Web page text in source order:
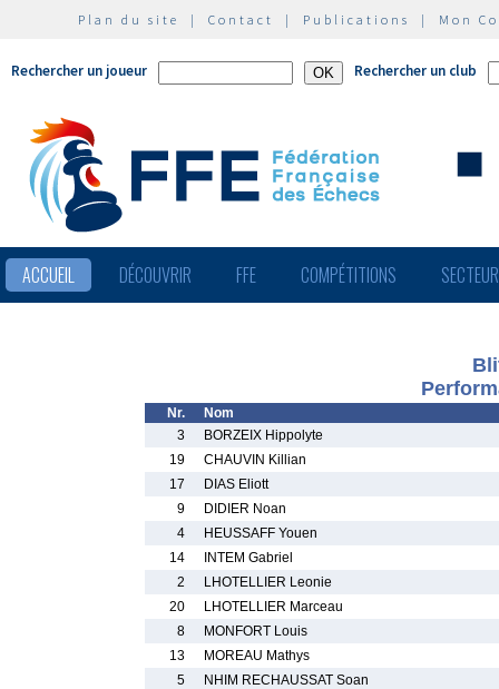
Plan du site | Contact | Publications | Mon
Rechercher un joueur Rechercher un club
ACCUEIL DÉCOUVRIR FFE COMPÉTITIONS
Nr.
Nom
3
BORZEIX Hippolyte
19
CHAUVIN Killian
17
DIAS Eliott
9
DIDIER Noan
4
HEUSSAFF Youen
14
INTEM Gabriel
2
LHOTELLIER Leonie
20
LHOTELLIER Marceau
8
MONFORT Louis
13
MOREAU Mathys
5
NHIM RECHAUSSAT Soan